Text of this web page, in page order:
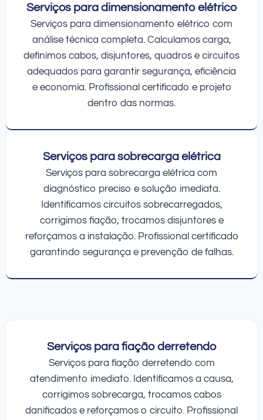
Serviços para dimensionamento elétrico
Serviços para dimensionamento elétrico com
análise técnica completa. Calculamos carga,
definimos cabos, disjuntores, quadros e circuitos
adequados para garantir segurança, eficiência
e economia. Profissional certificado e projeto
dentro das normas.
Serviços para sobrecarga elétrica
Serviços para sobrecarga elétrica com
diagnóstico preciso e solução imediata.
Identificamos circuitos sobrecarregados,
corrigimos fiação, trocamos disjuntores e
reforçamos a instalação. Profissional certificado
garantindo segurança e prevenção de falhas.
Serviços para fiação derretendo
Serviços para fiação derretendo com
atendimento imediato. Identificamos a causa,
corrigimos sobrecarga, trocamos cabos
danificados e reforçamos o circuito. Profissional